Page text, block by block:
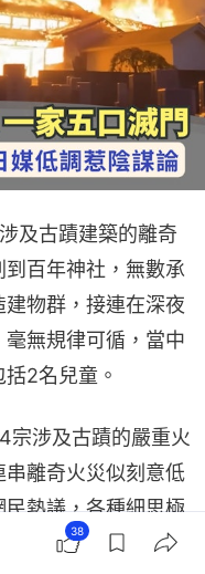
及古蹟建築的離奇
百年神社，無數承
物群，接連在深夜
無規律可循，當中
2名兒童。
宗涉及古蹟的嚴重火
離奇火災似刻意低
熱議，各種細思極
火災或許不是單純
38